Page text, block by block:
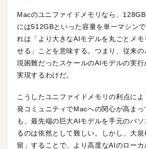
Macのユニファイドメモリなら、
には512GBといった容量を単一マシン
れは「より大きなAIモデルを丸ごとメ
せる」ことを意味する。つまり、従来
現困難だったスケールのAIモデルの実
実現するわけだ。
こうしたユニファイドメモリの利点によ
発コミュニティでMacへの関心が高ま
も、最先端の巨大AIモデルを手元のパ
るのは依然として難しい。しかし、大
留」することで、より高度なAIのローカ